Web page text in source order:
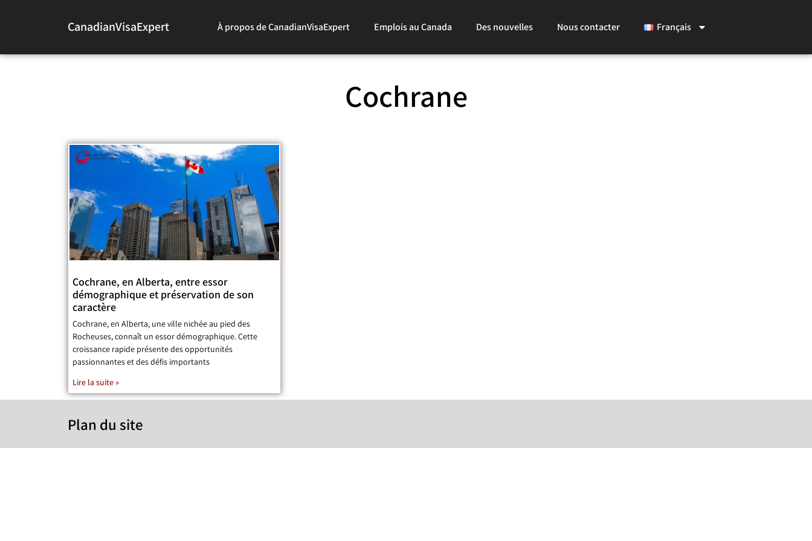
CanadianVisaExpert À propos de CanadianVisaExpert Emplois au Canada Des nouvelles Nous contacter Français
Cochrane
Cochrane, en Alberta, entre essor
démographique et préservation de son
caractère
Cochrane, en Alberta, une ville nichée au pied des
Rocheuses, connaît un essor démographique. Cette
croissance rapide présente des opportunités
passionnantes et des défis importants
Lire la suite »
Plan du site